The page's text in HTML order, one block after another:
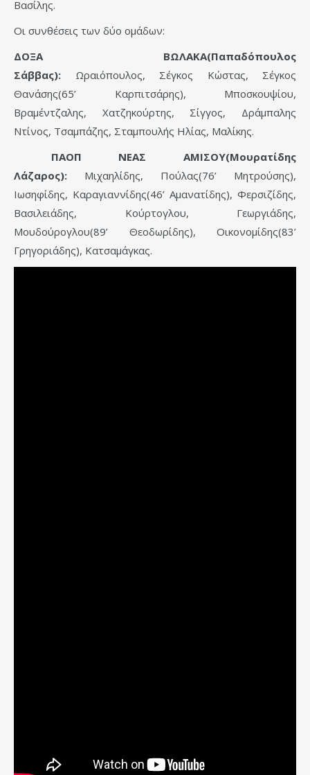
Βασίλης.
Οι συνθέσεις των δύο ομάδων:
ΔΟΞΑ ΒΩΛΑΚΑ(Παπαδόπουλος
Σάββας): Ωραιόπουλος, Σέγκος Κώστας, Σέγκος
Θανάσης(65’ Καρπιτσάρης), Μποσκουψίου,
Βραμέντζαλης, Χατζηκούρτης, Σίγγος, Δράμπαλης
Ντίνος, Τσαμπάζης, Σταμπουλής Ηλίας, Μαλίκης.
ΠΑΟΠ ΝΕΑΣ ΑΜΙΣΟΥ(Μουρατίδης
Λάζαρος): Μιχαηλίδης, Πούλας(76’ Μητρούσης),
Ιωσηφίδης, Καραγιαννίδης(46’ Αμανατίδης), Φερσιζίδης,
Βασιλειάδης, Κούρτογλου, Γεωργιάδης,
Μουδούρογλου(89’ Θεοδωρίδης), Οικονομίδης(83’
Γρηγοριάδης), Κατσαμάγκας.